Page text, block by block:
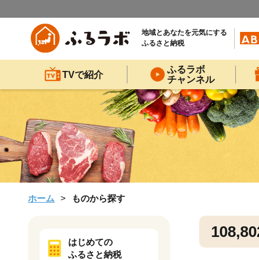
地域とあなたを元気にする
ふるさと納税
TVで紹介
ふるラボ
チャンネル
ホーム ものから探す
はじめての
ふるさと納税